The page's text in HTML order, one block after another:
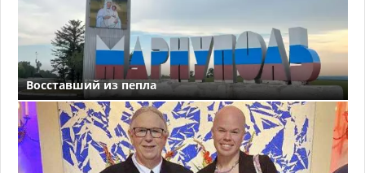
Восставший из пепла